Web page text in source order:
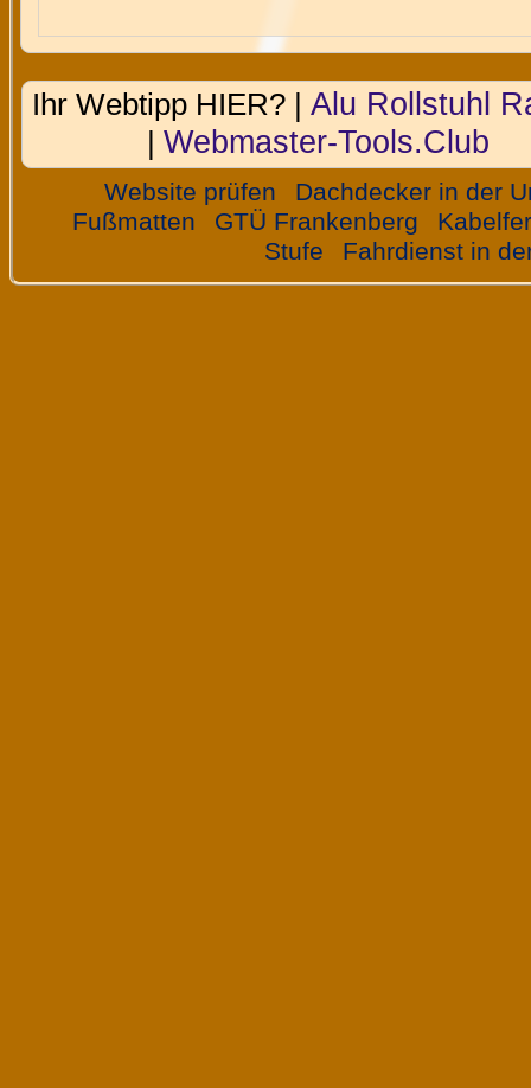
Ihr Webtipp HIER? |Alu Rollstuhl
| Webmaster-Tools.Club
Website prüfen
Dachdecker in der
Fußmatten
GTÜ Frankenberg
Stufe
Fahrdienst in